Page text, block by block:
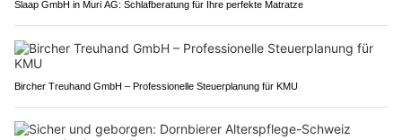
Slaap GmbH in Muri AG: Schlafberatung für Ihre perfekte Matratze
Bircher Treuhand GmbH – Professionelle Steuerplanung für KMU